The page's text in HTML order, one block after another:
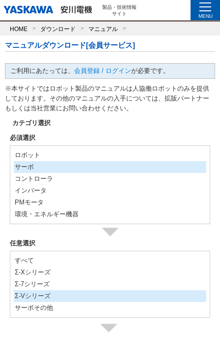
製品・技術情報
サイト
MENU
HOME ダウンロード マニュアル
マニュアルダウンロード[会員サービス]
ご利用にあたっては、 会員登録 / ログインが必要です。
※本サイトではロボット製品のマニュアルは人協働ロボットのみを提供
しております。その他のマニュアルの入手については、拡販パートナー
もしくは当社営業にお問い合わせください。
カテゴリ選択
必須選択
ロボット
サーボ
コントローラ
インバータ
PMモータ
環境・エネルギー機器
任意選択
すべて
Σ-Xシリーズ
Σ-7シリーズ
Σ-Vシリーズ
サーボその他